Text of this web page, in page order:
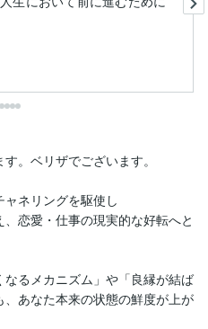
。ベリザでございます。
ネリングを駆使し
恋愛・仕事の現実的な好転へと
なるメカニズム」や「良縁が結ば
あなた本来の状態の鮮度が上が